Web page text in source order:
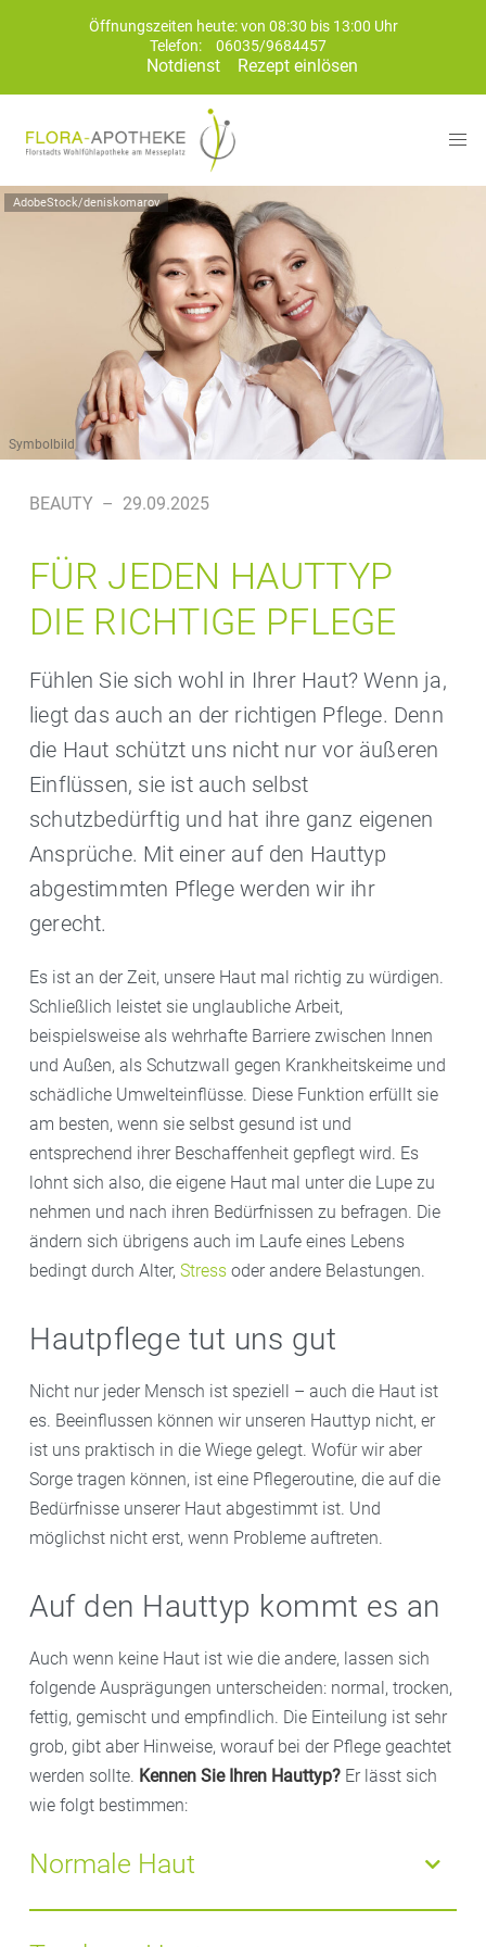
Öffnungszeiten heute: von 08:30 bis 13:00 Uhr
Telefon:
06035/9684457
Notdienst Rezept einlösen
AdobeStock/deniskomarov
Symbolbild
BEAUTY – 29.09.2025
FÜR JEDEN HAUTTYP
DIE RICHTIGE PFLEGE
Fühlen Sie sich wohl in Ihrer Haut? Wenn ja,
liegt das auch an der richtigen Pflege. Denn
die Haut schützt uns nicht nur vor äußeren
Einflüssen, sie ist auch selbst
schutzbedürftig und hat ihre ganz eigenen
Ansprüche. Mit einer auf den Hauttyp
abgestimmten Pflege werden wir ihr
gerecht.
Es ist an der Zeit, unsere Haut mal richtig zu würdigen.
Schließlich leistet sie unglaubliche Arbeit,
beispielsweise als wehrhafte Barriere zwischen Innen
und Außen, als Schutzwall gegen Krankheitskeime und
schädliche Umwelteinflüsse. Diese Funktion erfüllt sie
am besten, wenn sie selbst gesund ist und
entsprechend ihrer Beschaffenheit gepflegt wird. Es
lohnt sich also, die eigene Haut mal unter die Lupe zu
nehmen und nach ihren Bedürfnissen zu befragen. Die
ändern sich übrigens auch im Laufe eines Lebens
bedingt durch Alter, Stress oder andere Belastungen.
Hautpflege tut uns gut
Nicht nur jeder Mensch ist speziell – auch die Haut ist
es. Beeinflussen können wir unseren Hauttyp nicht, er
ist uns praktisch in die Wiege gelegt. Wofür wir aber
Sorge tragen können, ist eine Pflegeroutine, die auf die
Bedürfnisse unserer Haut abgestimmt ist. Und
möglichst nicht erst, wenn Probleme auftreten.
Auf den Hauttyp kommt es an
Auch wenn keine Haut ist wie die andere, lassen sich
folgende Ausprägungen unterscheiden: normal, trocken,
fettig, gemischt und empfindlich. Die Einteilung ist sehr
grob, gibt aber Hinweise, worauf bei der Pflege geachtet
werden sollte. Kennen Sie Ihren Hauttyp? Er lässt sich
wie folgt bestimmen:
Normale Haut
Normale Haut:Neigt weder zu Trockenheit noch ist